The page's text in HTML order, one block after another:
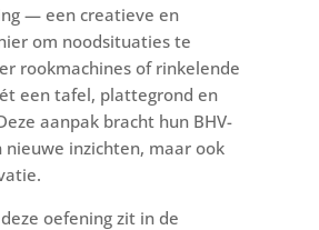
— een creatieve en
om noodsituaties te
rookmachines of rinkelende
een tafel, plattegrond en
aanpak bracht hun BHV-
inzichten, maar ook
oefening zit in de